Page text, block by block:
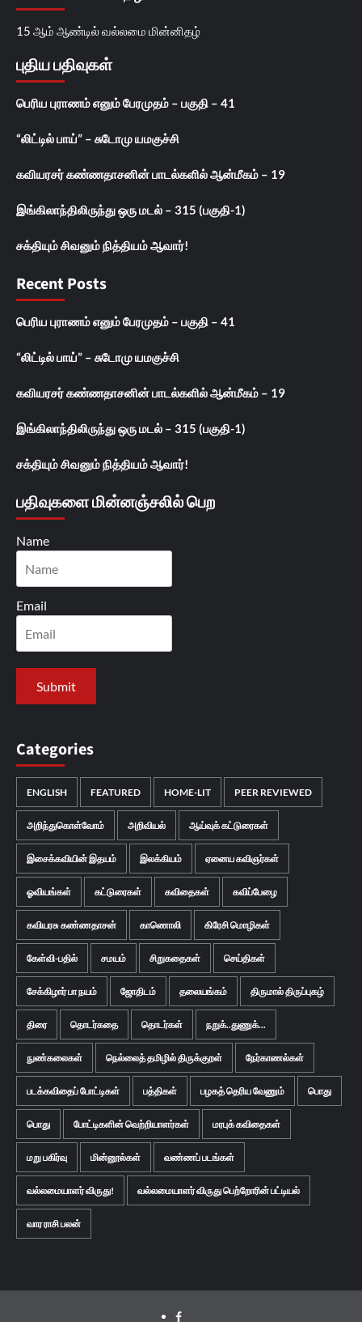
15 ஆம் ஆண்டில் வல்லமை மின்னிதழ்
புதிய பதிவுகள்
பெரிய புராணம் எனும் பேரமுதம் – பகுதி – 41
“லிட்டில் பாய்” – சுடோமு யமகுச்சி
கவியரசர் கண்ணதாசனின் பாடல்களில் ஆன்மீகம் – 19
இங்கிலாந்திலிருந்து ஒரு மடல் – 315 (பகுதி-1)
சக்தியும் சிவனும் நித்தியம் ஆவார்!
Recent Posts
பெரிய புராணம் எனும் பேரமுதம் – பகுதி – 41
“லிட்டில் பாய்” – சுடோமு யமகுச்சி
கவியரசர் கண்ணதாசனின் பாடல்களில் ஆன்மீகம் – 19
இங்கிலாந்திலிருந்து ஒரு மடல் – 315 (பகுதி-1)
சக்தியும் சிவனும் நித்தியம் ஆவார்!
பதிவுகளை மின்னஞ்சலில் பெற
Name
Email
Categories
ENGLISH FEATURED HOME-LIT PEER REVIEWED
அறிந்துகொள்வோம் அறிவியல் ஆய்வுக் கட்டுரைகள்
இசைக்கவியின் இதயம் இலக்கியம் ஏனைய கவிஞர்கள்
ஓவியங்கள் கட்டுரைகள் கவிதைகள் கவிப்பேழை
கவியரசு கண்ணதாசன் காணொலி கிரேசி மொழிகள்
கேள்வி-பதில் சமயம் சிறுகதைகள் செய்திகள்
சேக்கிழார் பா நயம் ஜோதிடம் தலையங்கம் திருமால் திருப்புகழ்
திரை தொடர்கதை தொடர்கள் நறுக்..துணுக்...
நுண்கலைகள் நெல்லைத் தமிழில் திருக்குறள் நேர்காணல்கள்
படக்கவிதைப் போட்டிகள் பத்திகள் பழகத் தெரிய வேணும் பொது
பொது போட்டிகளின் வெற்றியாளர்கள் மரபுக் கவிதைகள்
மறு பகிர்வு மின்னூல்கள் வண்ணப் படங்கள்
வல்லமையாளர் விருது! வல்லமையாளர் விருது பெற்றோரின் பட்டியல்
வார ராசி பலன்
Facebook